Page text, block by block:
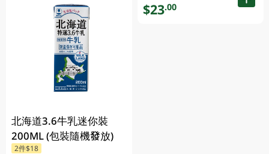
北海道3.6牛乳迷你裝
200ML (包裝隨機發放)
2件$18
$23.00